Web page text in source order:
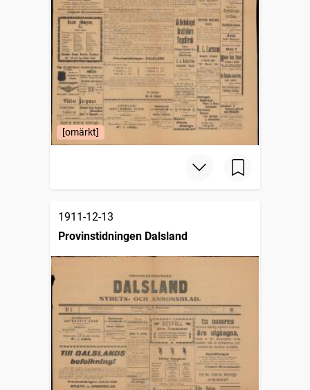
[omärkt]
1911-12-13
Provinstidningen Dalsland